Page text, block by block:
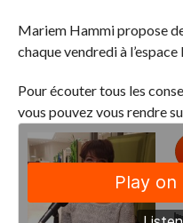
Mariem Hammi propose
chaque vendredi à
Pour écouter tous les
vous pouvez vous rendre